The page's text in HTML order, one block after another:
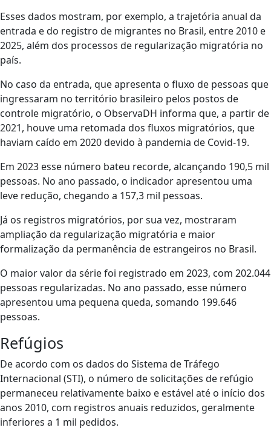
Esses dados mostram, por exemplo, a trajetória anual da
entrada e do registro de migrantes no Brasil, entre 2010 e
2025, além dos processos de regularização migratória no
país.
No caso da entrada, que apresenta o fluxo de pessoas que
ingressaram no território brasileiro pelos postos de
controle migratório, o ObservaDH informa que, a partir de
2021, houve uma retomada dos fluxos migratórios, que
haviam caído em 2020 devido à pandemia de Covid-19.
Em 2023 esse número bateu recorde, alcançando 190,5 mil
pessoas. No ano passado, o indicador apresentou uma
leve redução, chegando a 157,3 mil pessoas.
Já os registros migratórios, por sua vez, mostraram
ampliação da regularização migratória e maior
formalização da permanência de estrangeiros no Brasil.
O maior valor da série foi registrado em 2023, com 202.044
pessoas regularizadas. No ano passado, esse número
apresentou uma pequena queda, somando 199.646
pessoas.
Refúgios
De acordo com os dados do Sistema de Tráfego
Internacional (STI), o número de solicitações de refúgio
permaneceu relativamente baixo e estável até o início dos
anos 2010, com registros anuais reduzidos, geralmente
inferiores a 1 mil pedidos.